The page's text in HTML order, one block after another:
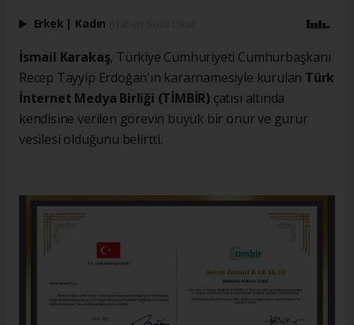
Erkek | Kadın
İsmail Karakaş, Türkiye Cumhuriyeti Cumhurbaşkanı
Recep Tayyip Erdoğan'ın kararnamesiyle kurulan Türk
İnternet Medya Birliği (TİMBİR) çatısı altında
kendisine verilen görevin büyük bir onur ve gurur
vesilesi olduğunu belirtti.